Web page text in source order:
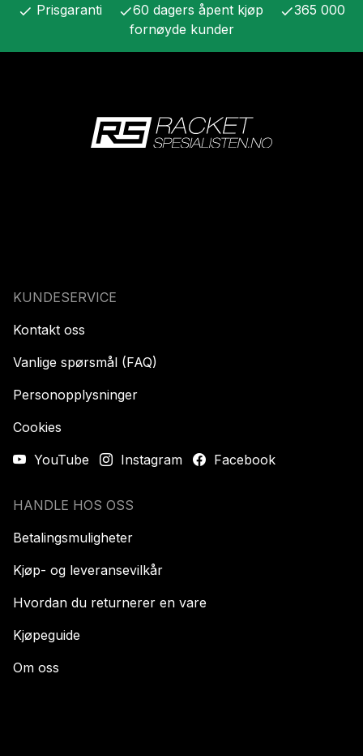
check Prisgaranti check60 dagers åpent kjøp check365 000
fornøyde kunder
KUNDESERVICE
Kontakt oss
Vanlige spørsmål (FAQ)
Personopplysninger
Cookies
YouTube
Instagram Facebook
HANDLE HOS OSS
Betalingsmuligheter
Kjøp- og leveransevilkår
Hvordan du returnerer en vare
Kjøpeguide
Om oss